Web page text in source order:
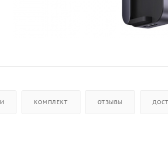
КОМПЛЕКТ ОТЗЫВЫ